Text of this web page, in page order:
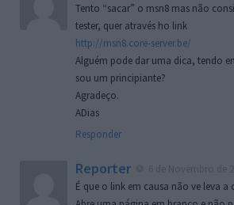
Tento “sacar” o msn8 mas não
tester, quer através ho link
http://msn8.core-server.be/
Alguém pode dar uma dica, tendo
sou um principiante?
Agradeço.
ADias
Responder
Reporter
É que o link em causa não ve leva a